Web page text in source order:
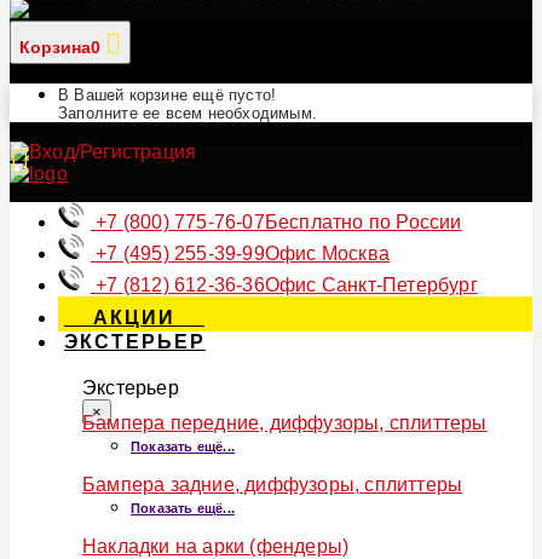
Корзина0
В Вашей корзине ещё пусто!
Заполните ее всем необходимым.
+7 (800) 775-76-07Бесплатно по России
+7 (495) 255-39-99Офис Москва
+7 (812) 612-36-36Офис Санкт-Петербург
АКЦИИ
ЭКСТЕРЬЕР
Экстерьер
×
Бампера передние, диффузоры, сплиттеры
Показать ещё...
Бампера задние, диффузоры, сплиттеры
Показать ещё...
Накладки на арки (фендеры)